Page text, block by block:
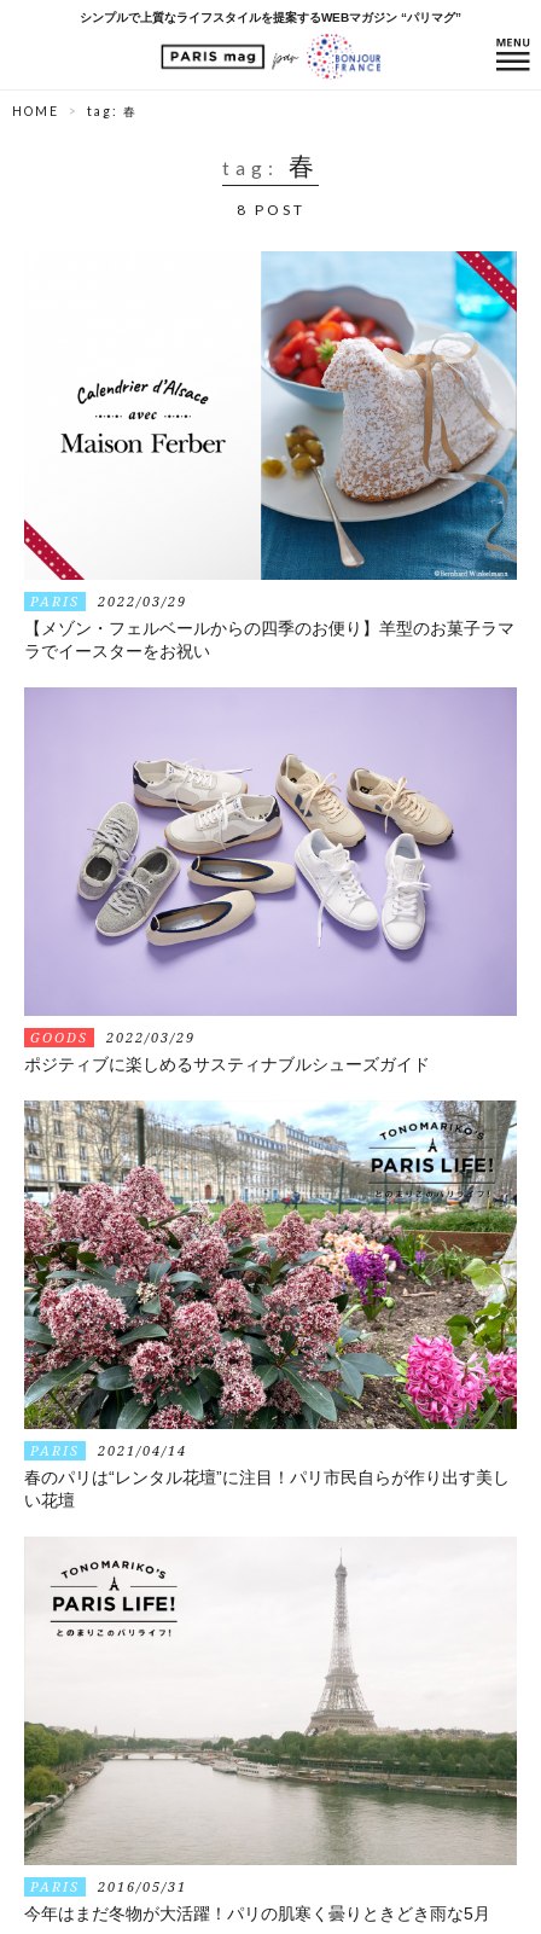
シンプルで上質なライフスタイルを提案するWEBマガジン “パリマグ”
HOME tag: 春
tag: 春
8 POST
PARIS 2022/03/29
【メゾン・フェルベールからの四季のお便り】羊型のお菓子ラマ
ラでイースターをお祝い
GOODS 2022/03/29
ポジティブに楽しめるサスティナブルシューズガイド
PARIS 2021/04/14
春のパリは“レンタル花壇”に注目！パリ市民自らが作り出す美し
い花壇
PARIS 2016/05/31
今年はまだ冬物が大活躍！パリの肌寒く曇りときどき雨な5月